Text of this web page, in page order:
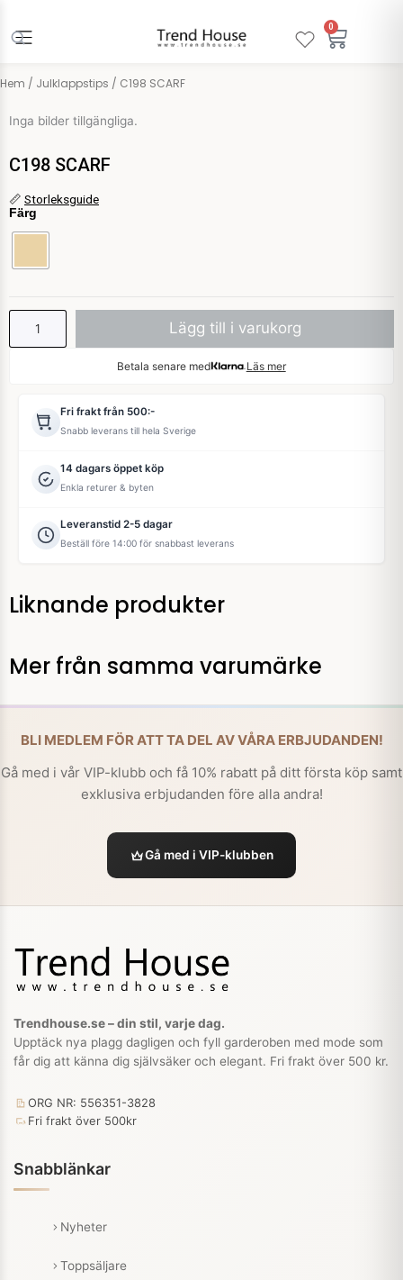
innehåll
0
Hem / Julklappstips / C198 SCARF
Inga bilder tillgängliga.
C198 SCARF
📏 Storleksguide
Färg
C198
SCARF
mängd
Lägg till i varukorg
Betala senare med Läs mer
Fri frakt från 500:-
Snabb leverans till hela Sverige
14 dagars öppet köp
Enkla returer & byten
Leveranstid 2-5 dagar
Beställ före 14:00 för snabbast leverans
Liknande produkter
Mer från samma varumärke
BLI MEDLEM FÖR ATT TA DEL AV VÅRA ERBJUDANDEN!
Gå med i vår VIP-klubb och få 10% rabatt på ditt första köp samt
exklusiva erbjudanden före alla andra!
Gå med i VIP-klubben
Trendhouse.se – din stil, varje dag.
Upptäck nya plagg dagligen och fyll garderoben med mode som
får dig att känna dig självsäker och elegant. Fri frakt över 500 kr.
ORG NR: 556351-3828
Fri frakt över 500kr
Snabblänkar
Nyheter
Toppsäljare